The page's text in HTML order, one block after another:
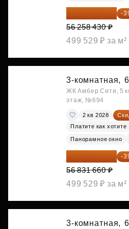
34 317 642 ₽ -
56 258 430 ₽
499 529 ₽ за м²
3-комнатная,
ЖК Амбер Сити, 5
этаж, №694
2 кв 2028
Платите как хотите
Панорамное окно
34 667 313 ₽ -
56 831 660 ₽
499 529 ₽ за м²
3-комнатная,